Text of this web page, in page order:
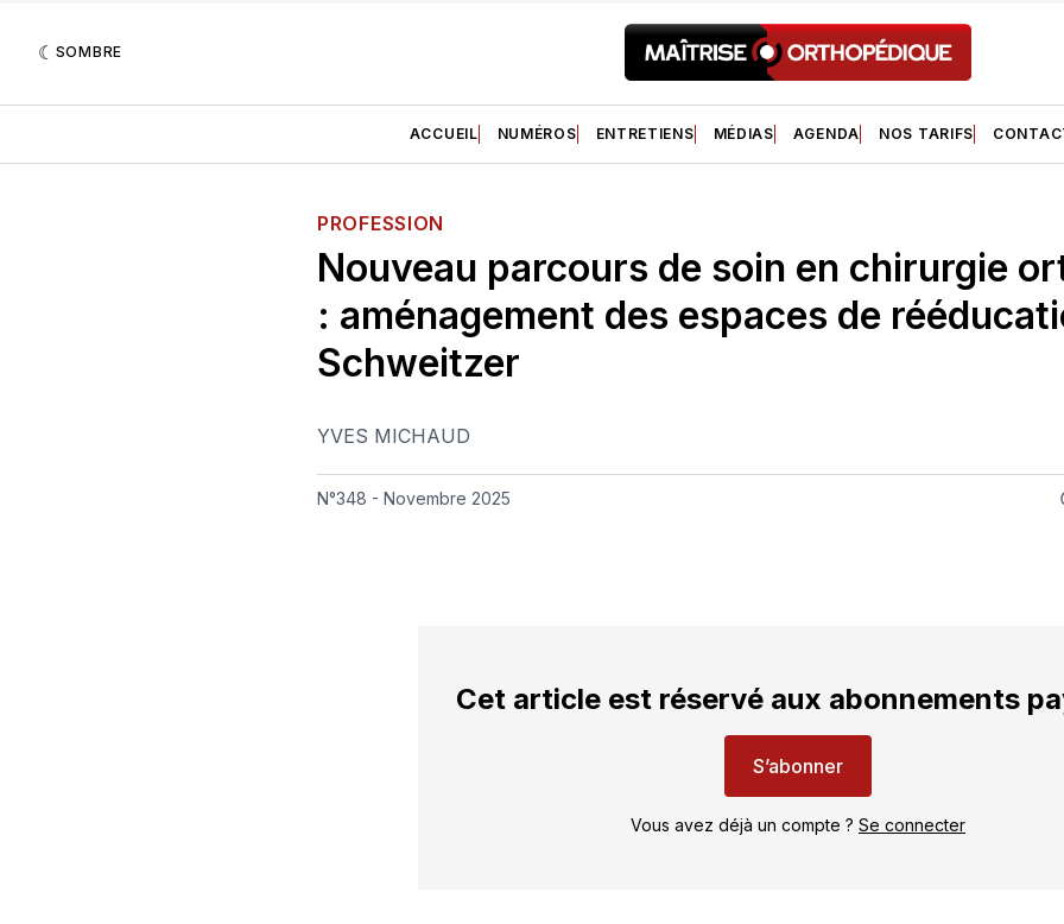
SOMBRE
ACCUEIL NUMÉROS ENTRETIENS MÉDIAS AGENDA NOS TARIFS
PROFESSION
Nouveau parcours de soin en chirurgie
: aménagement des espaces de
Schweitzer
YVES MICHAUD
N°348 - Novembre 2025
Cet article est réservé aux abonnements
S’abonner
Vous avez déjà un compte ? Se connecter